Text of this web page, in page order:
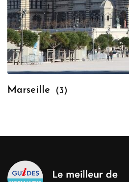
Marseille (3)